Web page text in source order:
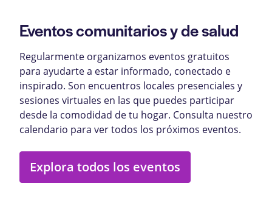
Eventos comunitarios y de salud
Regularmente organizamos eventos gratuitos
para ayudarte a estar informado, conectado e
inspirado. Son encuentros locales presenciales y
sesiones virtuales en las que puedes participar
desde la comodidad de tu hogar. Consulta nuestro
calendario para ver todos los próximos eventos.
Explora todos los eventos